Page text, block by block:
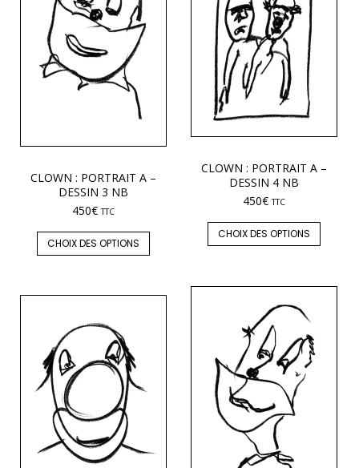
CLOWN : PORTRAIT A –
DESSIN 4 NB
450€ TTC
CHOIX DES OPTIONS
CLOWN : PORTRAIT A –
DESSIN 3 NB
450€ TTC
CHOIX DES OPTIONS